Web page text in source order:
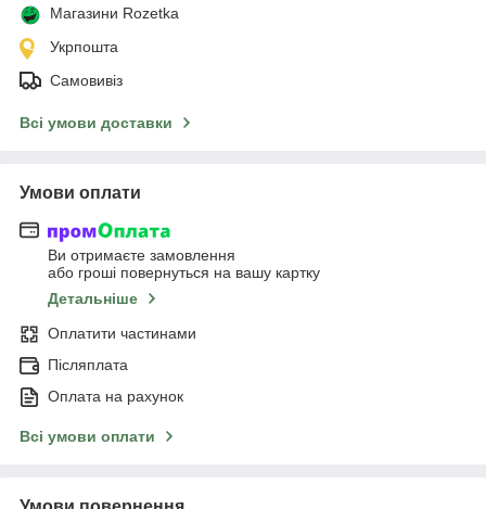
Магазини Rozetka
Укрпошта
Самовивіз
Всі умови доставки
Умови оплати
Ви отримаєте замовлення
або гроші повернуться на вашу картку
Детальніше
Оплатити частинами
Післяплата
Оплата на рахунок
Всі умови оплати